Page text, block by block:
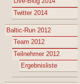
Twitter 2014
Baltic-Run 2012
Team 2012
Teilnehmer 2012
Ergebnisliste